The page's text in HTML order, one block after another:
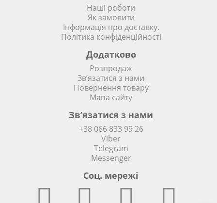
Наші роботи
Як замовити
Інформація про доставку.
Політика конфіденційності
Додатково
Розпродаж
Зв’язатися з нами
Повернення товару
Мапа сайту
Зв’язатися з нами
+38 066 833 99 26
Viber
Telegram
Messenger
Соц. мережi